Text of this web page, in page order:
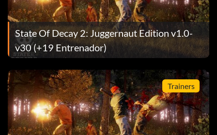
State Of Decay 2: Juggernaut Edition v1.0-
v30 (+19 Entrenador)
Trainers